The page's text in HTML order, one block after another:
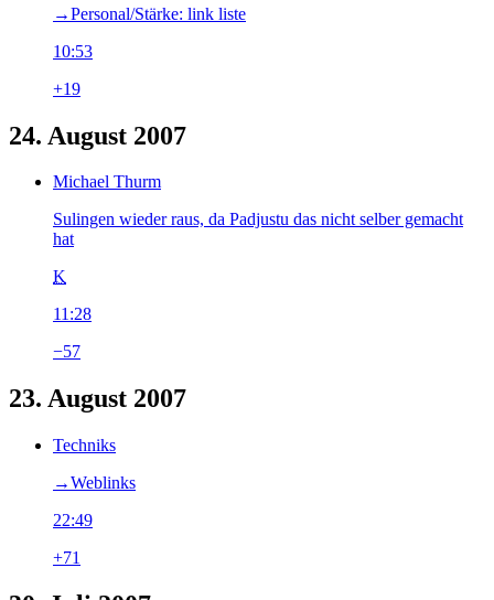
→‎Personal/Stärke: link liste
10:53
+19
24. August 2007
Michael Thurm
Sulingen wieder raus, da Padjustu das nicht selber gemacht
hat
K
11:28
−57
23. August 2007
Techniks
→‎Weblinks
22:49
+71